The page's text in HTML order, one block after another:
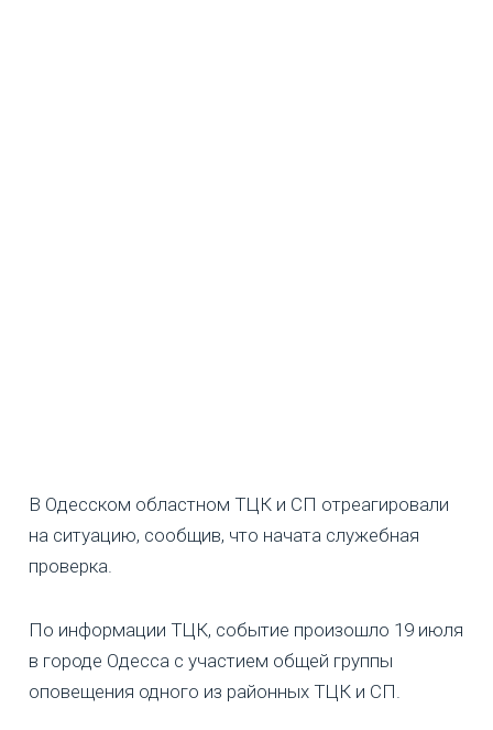
В Одесском областном ТЦК и СП отреагировали
на ситуацию, сообщив, что начата служебная
проверка.
По информации ТЦК, событие произошло 19 июля
в городе Одесса с участием общей группы
оповещения одного из районных ТЦК и СП.